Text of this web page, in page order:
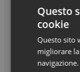
Questo
cookie
Questo sito
migliorare